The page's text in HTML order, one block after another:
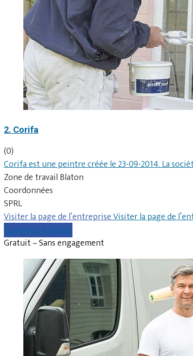
2. Corifa
(0)
Corifa est une peintre créée le 23-09-2014. La
Zone de travail Blaton
Coordonnées
SPRL
Visiter la page de l’entrepriseVisiter la page de
Comparer les devis
Gratuit – Sans engagement